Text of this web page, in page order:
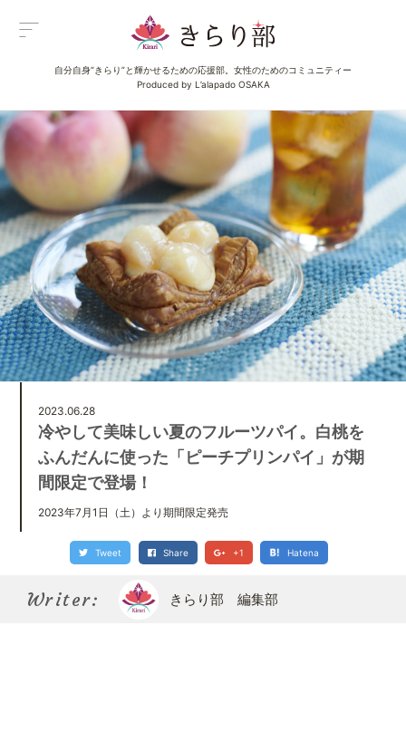
自分自身“きらり”と輝かせるための応援部。女性のためのコミュニティー
Produced by L’alapado OSAKA
2023.06.28
冷やして美味しい夏のフルーツパイ。白桃を
ふんだんに使った「ピーチプリンパイ」が期
間限定で登場！
2023年7月1日（土）より期間限定発売
Tweet Share +1 Hatena
Writer: きらり部 編集部
Menu
All Posts 新着一覧
Category イベント
Category グルメ
Category ビューティ
Category エンタメ
Category ライフ
About us きらり部女子について
Kirari bu